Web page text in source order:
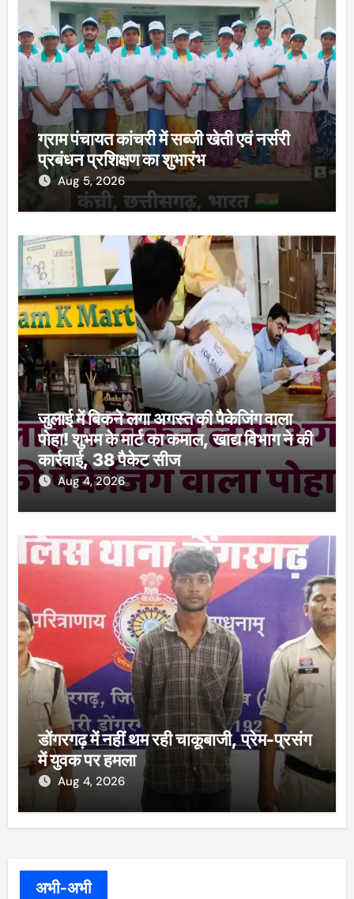
ग्राम पंचायत कांचरी में सब्जी खेती एवं नर्सरी
प्रबंधन प्रशिक्षण का शुभारंभ
Aug 5, 2026
जुलाई में बिकने लगा अगस्त की पैकेजिंग वाला
पोहा! शुभम के मार्ट का कमाल, खाद्य विभाग ने की
कार्रवाई, 38 पैकेट सीज
Aug 4, 2026
डोंगरगढ़ में नहीं थम रही चाकूबाजी, प्रेम-प्रसंग
में युवक पर हमला
Aug 4, 2026
अभी-अभी